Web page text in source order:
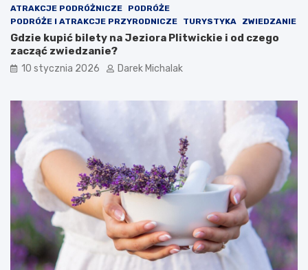
c
z
y
w
p
ł
w
a
n
a
s
e
z
d
r
o
w
f
a
s
c
y
n
j
c
y
p
t
k
z
n
a
n
y
ATRAKCJE PODRÓŻNICZE
PODRÓŻE
PODRÓŻE I ATRAKCJE PRZYRODNICZE
TURYSTYKA ZWIEDZANIE
Gdzie kupić bilety na Jeziora Plitwickie i od czego
zacząć zwiedzanie?
10 stycznia 2026 Darek Michalak